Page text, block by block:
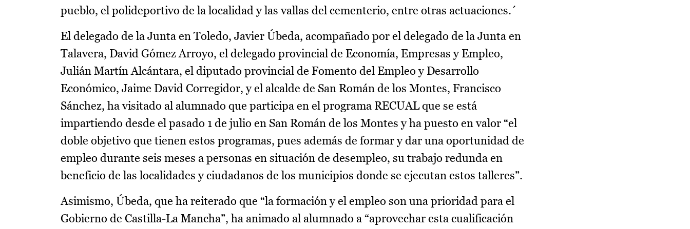
pueblo, el polideportivo de la localidad y las vallas del cementerio, entre otras actuaciones.´
El delegado de la Junta en Toledo, Javier Úbeda, acompañado por el delegado de la Junta en
Talavera, David Gómez Arroyo, el delegado provincial de Economía, Empresas y Empleo,
Julián Martín Alcántara, el diputado provincial de Fomento del Empleo y Desarrollo
Económico, Jaime David Corregidor, y el alcalde de San Román de los Montes, Francisco
Sánchez, ha visitado al alumnado que participa en el programa RECUAL que se está
impartiendo desde el pasado 1 de julio en San Román de los Montes y ha puesto en valor “el
doble objetivo que tienen estos programas, pues además de formar y dar una oportunidad de
empleo durante seis meses a personas en situación de desempleo, su trabajo redunda en
beneficio de las localidades y ciudadanos de los municipios donde se ejecutan estos talleres”.
Asimismo, Úbeda, que ha reiterado que “la formación y el empleo son una prioridad para el
Gobierno de Castilla-La Mancha”, ha animado al alumnado a “aprovechar esta cualificación